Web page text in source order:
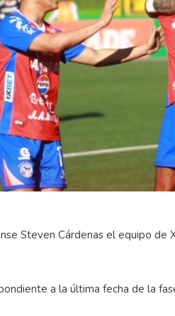
Steven Cárdenas el equipo
a la última fecha de la